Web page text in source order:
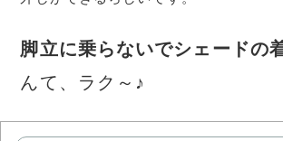
脚立に乗らないでシェードの
んて、ラク～♪